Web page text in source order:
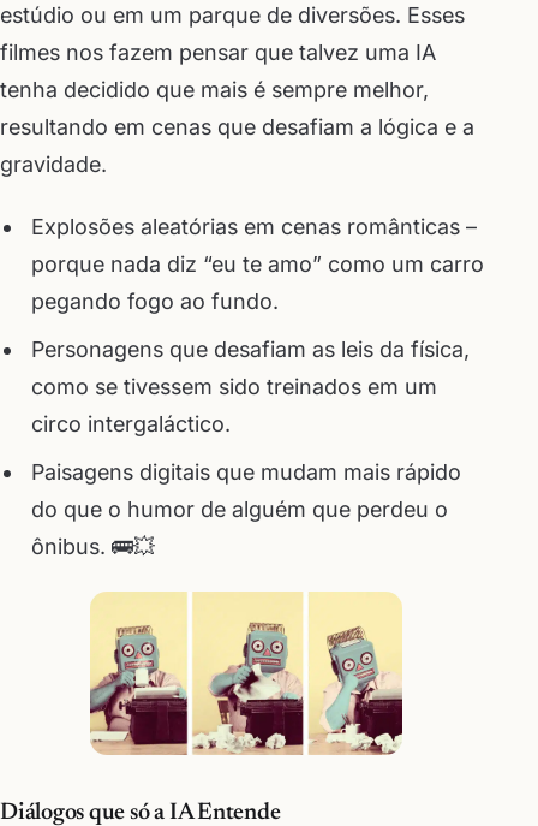
estúdio ou em um parque de diversões. Esses
filmes nos fazem pensar que talvez uma IA
tenha decidido que mais é sempre melhor,
resultando em cenas que desafiam a lógica e a
gravidade.
Explosões aleatórias em cenas românticas –
porque nada diz “eu te amo” como um carro
pegando fogo ao fundo.
Personagens que desafiam as leis da física,
como se tivessem sido treinados em um
circo intergaláctico.
Paisagens digitais que mudam mais rápido
do que o humor de alguém que perdeu o
ônibus. 🚌💥
Diálogos que só a IA Entende